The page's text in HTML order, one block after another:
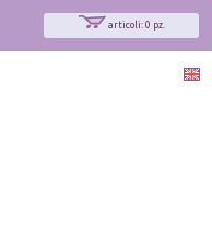
articoli: 0 pz.